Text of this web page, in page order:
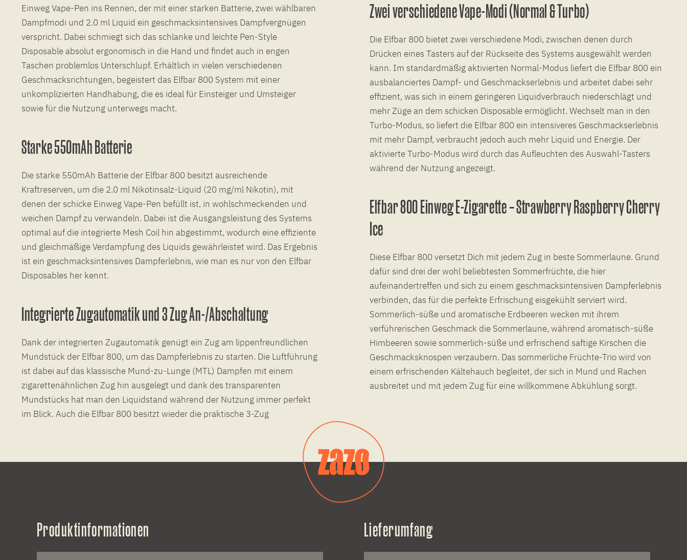
Einweg Vape-Pen ins Rennen, der mit einer starken Batterie, zwei wählbaren
Dampfmodi und 2.0 ml Liquid ein geschmacksintensives Dampfvergnügen
verspricht. Dabei schmiegt sich das schlanke und leichte Pen-Style
Disposable absolut ergonomisch in die Hand und findet auch in engen
Taschen problemlos Unterschlupf. Erhältlich in vielen verschiedenen
Geschmacksrichtungen, begeistert das Elfbar 800 System mit einer
unkomplizierten Handhabung, die es ideal für Einsteiger und Umsteiger
sowie für die Nutzung unterwegs macht.
Starke 550mAh Batterie
Die starke 550mAh Batterie der Elfbar 800 besitzt ausreichende
Kraftreserven, um die 2.0 ml Nikotinsalz-Liquid (20 mg/ml Nikotin), mit
denen der schicke Einweg Vape-Pen befüllt ist, in wohlschmeckenden und
weichen Dampf zu verwandeln. Dabei ist die Ausgangsleistung des Systems
optimal auf die integrierte Mesh Coil hin abgestimmt, wodurch eine effiziente
und gleichmäßige Verdampfung des Liquids gewährleistet wird. Das Ergebnis
ist ein geschmacksintensives Dampferlebnis, wie man es nur von den Elfbar
Disposables her kennt.
Integrierte Zugautomatik und 3 Zug An-/Abschaltung
Dank der integrierten Zugautomatik genügt ein Zug am lippenfreundlichen
Mundstück der Elfbar 800, um das Dampferlebnis zu starten. Die Luftführung
ist dabei auf das klassische Mund-zu-Lunge (MTL) Dampfen mit einem
zigarettenähnlichen Zug hin ausgelegt und dank des transparenten
Mundstücks hat man den Liquidstand während der Nutzung immer perfekt
im Blick. Auch die Elfbar 800 besitzt wieder die praktische 3-Zug
Zwei verschiedene Vape-Modi (Normal & Turbo)
Die Elfbar 800 bietet zwei verschiedene Modi, zwischen denen durch
Drücken eines Tasters auf der Rückseite des Systems ausgewählt werden
kann. Im standardmäßig aktivierten Normal-Modus liefert die Elfbar 800 ein
ausbalanciertes Dampf- und Geschmackserlebnis und arbeitet dabei sehr
effizient, was sich in einem geringeren Liquidverbrauch niederschlägt und
mehr Züge an dem schicken Disposable ermöglicht. Wechselt man in den
Turbo-Modus, so liefert die Elfbar 800 ein intensiveres Geschmackserlebnis
mit mehr Dampf, verbraucht jedoch auch mehr Liquid und Energie. Der
aktivierte Turbo-Modus wird durch das Aufleuchten des Auswahl-Tasters
während der Nutzung angezeigt.
Elfbar 800 Einweg E-Zigarette – Strawberry Raspberry Cherry
Ice
Diese Elfbar 800 versetzt Dich mit jedem Zug in beste Sommerlaune. Grund
dafür sind drei der wohl beliebtesten Sommerfrüchte, die hier
aufeinandertreffen und sich zu einem geschmacksintensiven Dampferlebnis
verbinden, das für die perfekte Erfrischung eisgekühlt serviert wird.
Sommerlich-süße und aromatische Erdbeeren wecken mit ihrem
verführerischen Geschmack die Sommerlaune, während aromatisch-süße
Himbeeren sowie sommerlich-süße und erfrischend saftige Kirschen die
Geschmacksknospen verzaubern. Das sommerliche Früchte-Trio wird von
einem erfrischenden Kältehauch begleitet, der sich in Mund und Rachen
ausbreitet und mit jedem Zug für eine willkommene Abkühlung sorgt.
Produktinformationen Lieferumfang